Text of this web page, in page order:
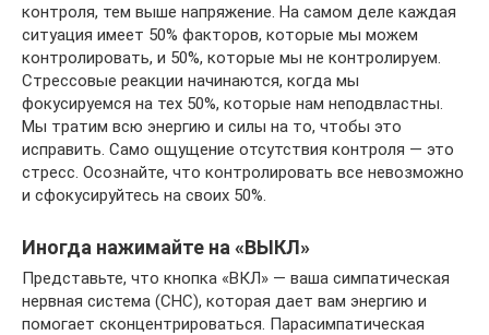
контроля, тем выше напряжение. На самом деле каждая
ситуация имеет 50% факторов, которые мы можем
контролировать, и 50%, которые мы не контролируем.
Стрессовые реакции начинаются, когда мы
фокусируемся на тех 50%, которые нам неподвластны.
Мы тратим всю энергию и силы на то, чтобы это
исправить. Само ощущение отсутствия контроля — это
стресс. Осознайте, что контролировать все невозможно
и сфокусируйтесь на своих 50%.
Иногда нажимайте на «ВЫКЛ»
Представьте, что кнопка «ВКЛ» — ваша симпатическая
нервная система (СНС), которая дает вам энергию и
помогает сконцентрироваться. Парасимпатическая